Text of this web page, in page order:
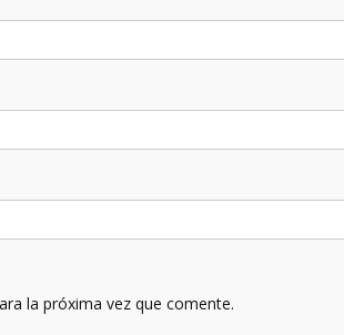
la próxima vez que comente.